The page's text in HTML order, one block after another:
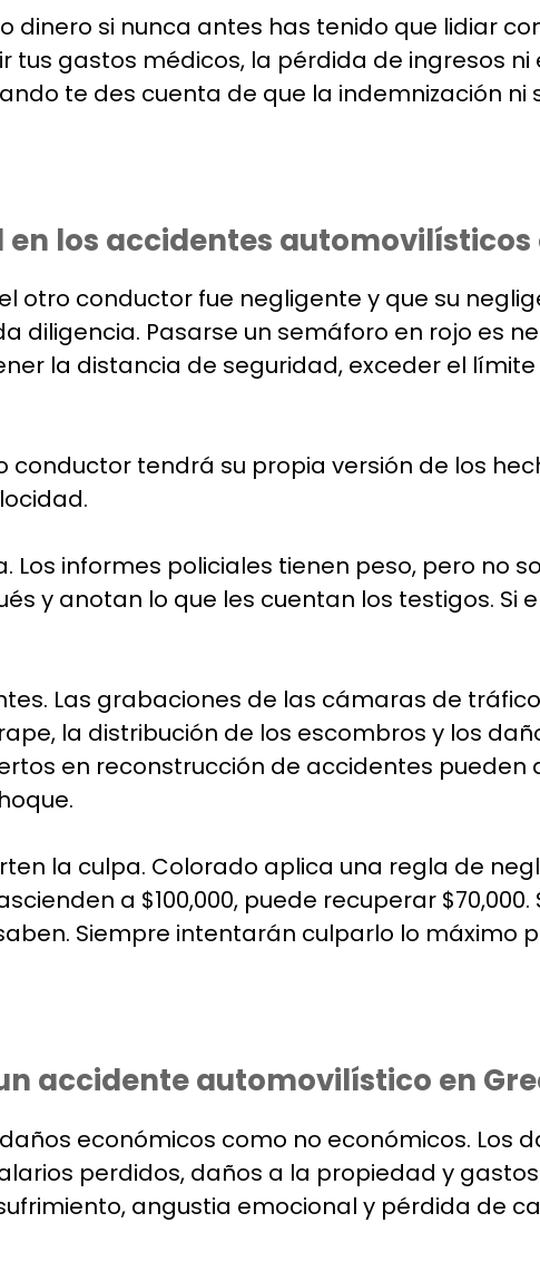
dinero si nunca antes has tenido que lidiar
tus gastos médicos, la pérdida de ingresos
te des cuenta de que la indemnización ni
los accidentes automovilísticos
otro conductor fue negligente y que su
diligencia. Pasarse un semáforo en rojo es
la distancia de seguridad, exceder el
tendrá su propia versión de los
informes policiales tienen peso, pero no
y anotan lo que les cuentan los testigos. Si
Las grabaciones de las cámaras de
la distribución de los escombros y los
en reconstrucción de accidentes
la culpa. Colorado aplica una regla de
a $100,000, puede recuperar $70,000.
Siempre intentarán culparlo lo máximo
accidente automovilístico en
económicos como no económicos. Los
perdidos, daños a la propiedad y
angustia emocional y pérdida de